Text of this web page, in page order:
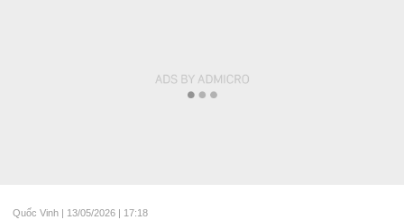
Quốc Vinh | 13/05/2026 | 17:18